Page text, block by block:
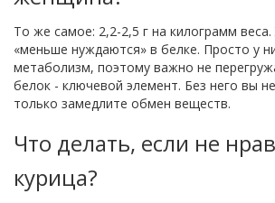
То же самое: 2,2-2,5 г на килограмм
«меньше нуждаются» в белке. Просто у
метаболизм, поэтому важно не
белок - ключевой элемент. Без него вы
только замедлите обмен веществ.
Что делать, если не
курица?